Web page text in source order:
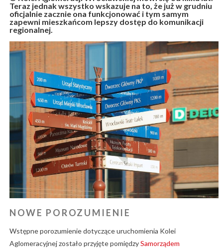
Teraz jednak wszystko wskazuje na to, że już w grudniu
oficjalnie zacznie ona funkcjonować i tym samym
zapewni mieszkańcom lepszy dostęp do komunikacji
regionalnej.
NOWE POROZUMIENIE
Wstępne porozumienie dotyczące uruchomienia Kolei
Aglomeracyjnej zostało przyjęte pomiędzySamorządem